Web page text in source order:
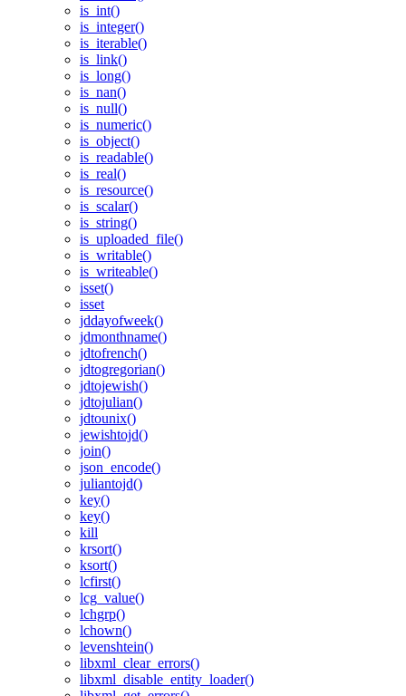
is_int()
is_integer()
is_iterable()
is_link()
is_long()
is_nan()
is_null()
is_numeric()
is_object()
is_readable()
is_real()
is_resource()
is_scalar()
is_string()
is_uploaded_file()
is_writable()
is_writeable()
isset()
isset
jddayofweek()
jdmonthname()
jdtofrench()
jdtogregorian()
jdtojewish()
jdtojulian()
jdtounix()
jewishtojd()
join()
json_encode()
juliantojd()
key()
key()
kill
krsort()
ksort()
lcfirst()
lcg_value()
lchgrp()
lchown()
levenshtein()
libxml_clear_errors()
libxml_disable_entity_loader()